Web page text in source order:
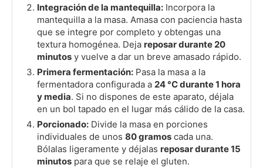
Integración de la mantequilla: Incorpora la
mantequilla a la masa. Amasa con paciencia hasta
que se integre por completo y obtengas una
textura homogénea. Deja reposar durante 20
minutos y vuelve a dar un breve amasado rápido.
Primera fermentación: Pasa la masa a la
fermentadora configurada a 24 °C durante 1 hora
y media. Si no dispones de este aparato, déjala
en un bol tapado en el lugar más cálido de la casa.
Porcionado: Divide la masa en porciones
individuales de unos 80 gramos cada una.
Bólalas ligeramente y déjalas reposar durante 15
minutos para que se relaje el gluten.